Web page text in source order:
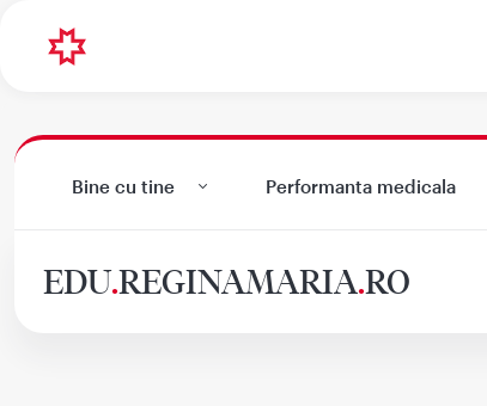
Bine cu tine Performanta medicala
EDU.REGINAMARIA.RO